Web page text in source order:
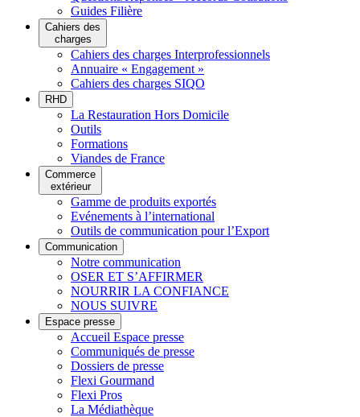
Guides Filière
Cahiers des
charges
Cahiers des charges Interprofessionnels
Annuaire « Engagement »
Cahiers des charges SIQO
RHD
La Restauration Hors Domicile
Outils
Formations
Viandes de France
Commerce
extérieur
Gamme de produits exportés
Evénements à l’international
Outils de communication pour l’Export
Communication
Notre communication
OSER ET S’AFFIRMER
NOURRIR LA CONFIANCE
NOUS SUIVRE
Espace presse
Accueil Espace presse
Communiqués de presse
Dossiers de presse
Flexi Gourmand
Flexi Pros
La Médiathèque